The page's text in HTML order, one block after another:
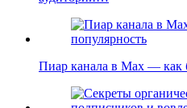
Пиар канала в Max — как